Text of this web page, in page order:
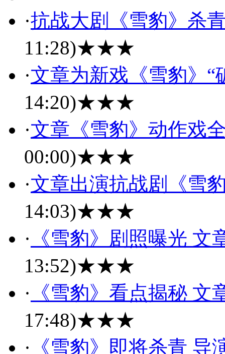
·抗战大剧《雪豹》杀
11:28)★★★
·文章为新戏《雪豹》“
14:20)★★★
·文章《雪豹》动作戏
00:00)★★★
·文章出演抗战剧《雪
14:03)★★★
· 《雪豹》剧照曝光
13:52)★★★
· 《雪豹》看点揭秘 文
17:48)★★★
· 《雪豹》即将杀青